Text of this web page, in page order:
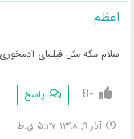
اعظم
سلام مگه مثل فیلمای آدمخوری
-8 پاسخ
آذر ۹, ۱۳۹۸ ۵:۲۷ ق.ظ